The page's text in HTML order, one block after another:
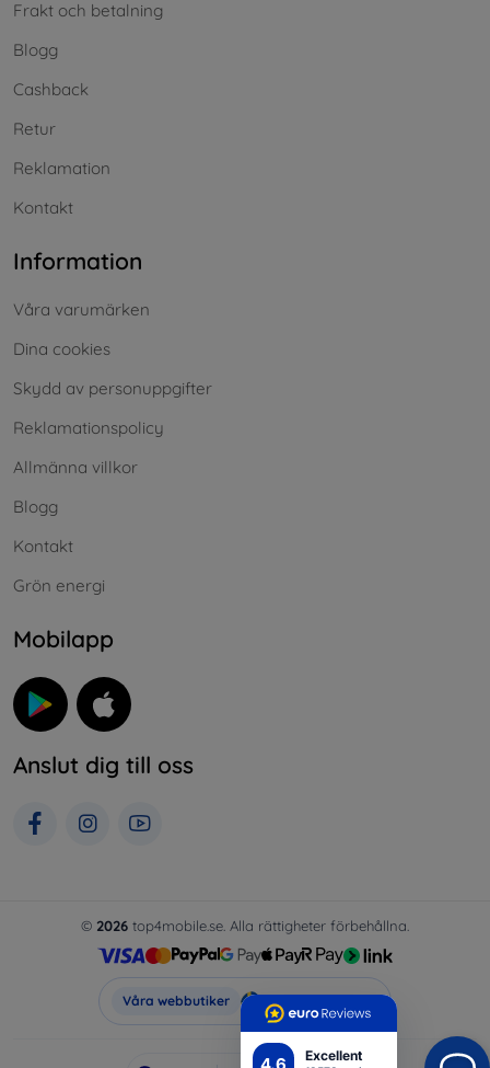
4.6 Excellent
Frakt och betalning
Blogg
Cashback
Retur
Reklamation
Kontakt
Information
Våra varumärken
Dina cookies
Skydd av personuppgifter
Reklamationspolicy
Allmänna villkor
Blogg
Kontakt
Grön energi
Mobilapp
Anslut dig till oss
© 2026 top4mobile.se. Alla rättigheter förbehållna.
Våra webbutiker Top4Mobile.se